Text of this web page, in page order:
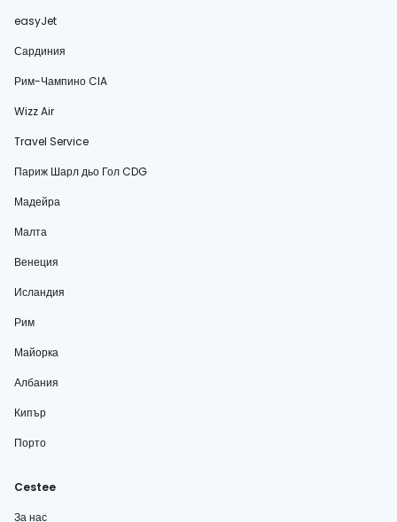
easyJet
Сардиния
Рим-Чампино CIA
Wizz Air
Travel Service
Париж Шарл дьо Гол CDG
Мадейра
Малта
Венеция
Исландия
Рим
Майорка
Албания
Кипър
Порто
Cestee
За нас